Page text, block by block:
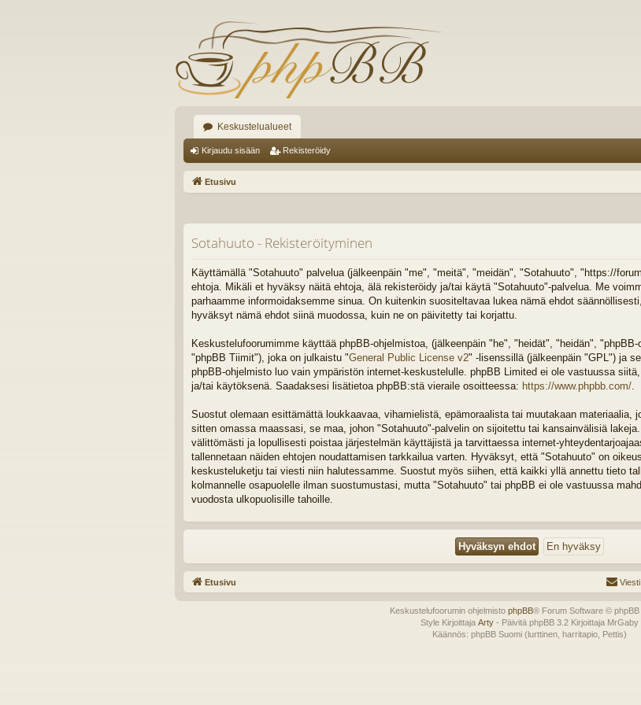
Keskustelualueet
Kirjaudu sisään Rekisteröidy
Etusivu
Sotahuuto - Rekisteröityminen
Käyttämällä "Sotahuuto" palvelua (jälkeenpäin "me", "meitä", "meidän", "Sotahuuto", "https://
ehtoja. Mikäli et hyväksy näitä ehtoja, älä rekisteröidy ja/tai käytä "Sotahuuto"-palvelua. Me
parhaamme informoidaksemme sinua. On kuitenkin suositeltavaa lukea nämä ehdot
hyväksyt nämä ehdot siinä muodossa, kuin ne on päivitetty tai korjattu.
Keskustelufoorumimme käyttää phpBB-ohjelmistoa, (jälkeenpäin "he", "heidät", "heidän",
"phpBB Tiimit"), joka on julkaistu "General Public License v2" -lisenssillä (jälkeenpäin "GPL") ja
phpBB-ohjelmisto luo vain ympäristön internet-keskustelulle. phpBB Limited ei ole vastuussa
ja/tai käytöksenä. Saadaksesi lisätietoa phpBB:stä vieraile osoitteessa: https://www.phpbb.com/.
Suostut olemaan esittämättä loukkaavaa, vihamielistä, epämoraalista tai muutakaan materiaalia,
sitten omassa maassasi, se maa, johon "Sotahuuto"-palvelin on sijoitettu tai kansainvälisiä
välittömästi ja lopullisesti poistaa järjestelmän käyttäjistä ja tarvittaessa internet-
tallennetaan näiden ehtojen noudattamisen tarkkailua varten. Hyväksyt, että "Sotahuuto" on
keskusteluketju tai viesti niin halutessamme. Suostut myös siihen, että kaikki yllä annettu tieto
kolmannelle osapuolelle ilman suostumustasi, mutta "Sotahuuto" tai phpBB ei ole vastuussa
vuodosta ulkopuolisille tahoille.
Etusivu
Keskustelufoorumin ohjelmisto phpBB® Forum Software © phpBB
Style Kirjoittaja Arty- Päivitä phpBB 3.2 Kirjoittaja MrGaby
Käännös: phpBB Suomi (lurttinen, harritapio, Pettis)